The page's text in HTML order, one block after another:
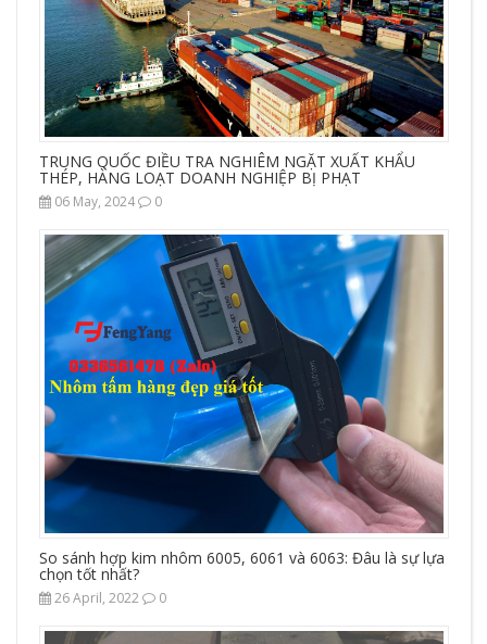
TRUNG QUỐC ĐIỀU TRA NGHIÊM NGẶT XUẤT KHẨU
THÉP, HÀNG LOẠT DOANH NGHIỆP BỊ PHẠT
06 May, 2024 0
So sánh hợp kim nhôm 6005, 6061 và 6063: Đâu là sự lựa
chọn tốt nhất?
26 April, 2022 0